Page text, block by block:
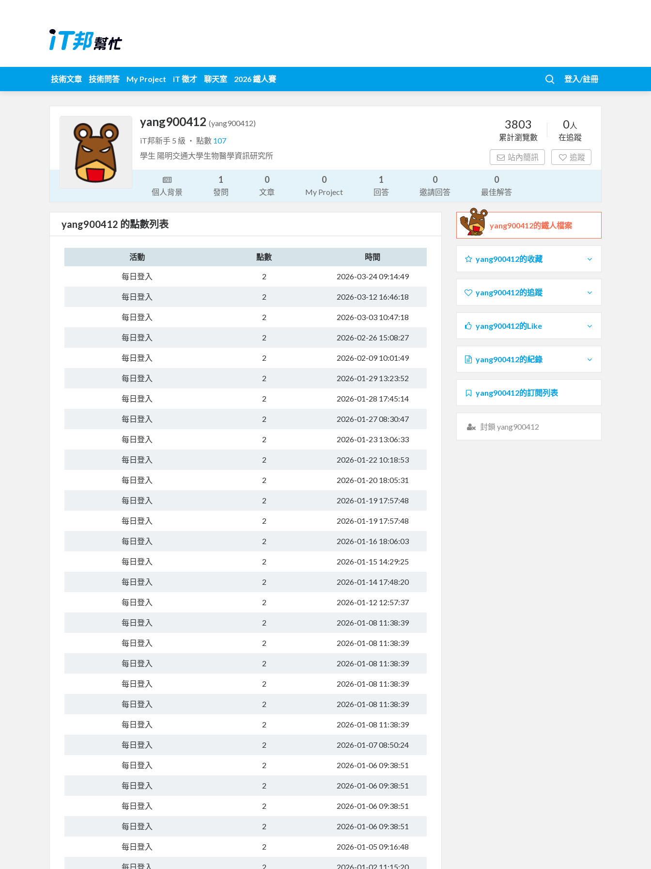
技術文章 技術問答 My Project iT 徵才 聊天室 2026 鐵人賽 登入/註冊
yang900412 (yang900412)
iT邦新手 5 級 ‧ 點數 107
學生 陽明交通大學生物醫學資訊研究所
3803
累計瀏覽數
0人
在追蹤
站內簡訊 追蹤
個人背景
1
發問
0
文章
0
My Project
1
回答
0
邀請回答
0
最佳解答
yang900412 的點數列表
活動 點數 時間
每日登入 2 2026-03-24 09:14:49
每日登入 2 2026-03-12 16:46:18
每日登入 2 2026-03-03 10:47:18
每日登入 2 2026-02-26 15:08:27
每日登入 2 2026-02-09 10:01:49
每日登入 2 2026-01-29 13:23:52
每日登入 2 2026-01-28 17:45:14
每日登入 2 2026-01-27 08:30:47
每日登入 2 2026-01-23 13:06:33
每日登入 2 2026-01-22 10:18:53
每日登入 2 2026-01-20 18:05:31
每日登入 2 2026-01-19 17:57:48
每日登入 2 2026-01-19 17:57:48
每日登入 2 2026-01-16 18:06:03
每日登入 2 2026-01-15 14:29:25
每日登入 2 2026-01-14 17:48:20
每日登入 2 2026-01-12 12:57:37
每日登入 2 2026-01-08 11:38:39
每日登入 2 2026-01-08 11:38:39
每日登入 2 2026-01-08 11:38:39
每日登入 2 2026-01-08 11:38:39
每日登入 2 2026-01-08 11:38:39
每日登入 2 2026-01-08 11:38:39
每日登入 2 2026-01-07 08:50:24
每日登入 2 2026-01-06 09:38:51
每日登入 2 2026-01-06 09:38:51
每日登入 2 2026-01-06 09:38:51
每日登入 2 2026-01-06 09:38:51
每日登入 2 2026-01-05 09:16:48
每日登入 2 2026-01-02 11:15:20
yang900412的鐵人檔案
yang900412的收藏
yang900412的追蹤
yang900412的Like
yang900412的紀錄
yang900412的訂閱列表
封鎖 yang900412